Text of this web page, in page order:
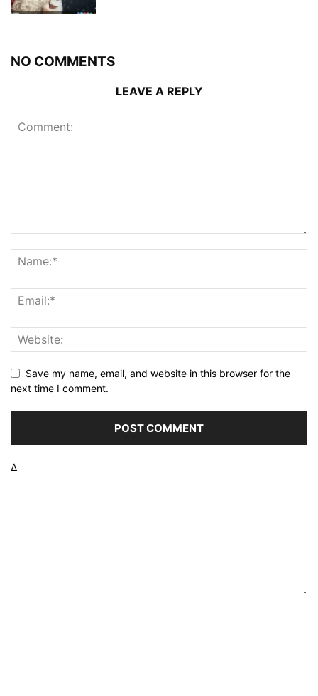
NO COMMENTS
LEAVE A REPLY
Save my name, email, and website in this browser for the
next time I comment.
Δ